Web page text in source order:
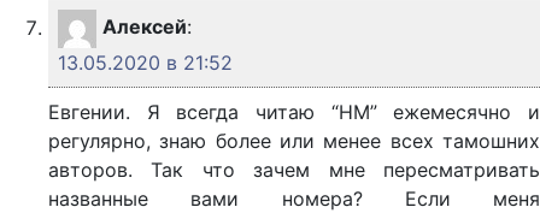
Алексей:
13.05.2020 в 21:52
Евгении. Я всегда читаю “НМ” ежемесячно и
регулярно, знаю более или менее всех тамошних
авторов. Так что зачем мне пересматривать
названные вами номера? Если меня